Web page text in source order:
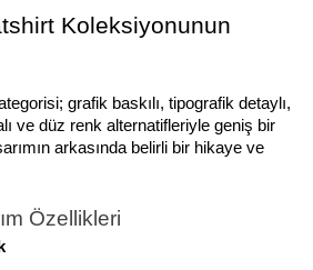
Koleksiyonunun
grafik baskılı, tipografik detaylı,
ve düz renk alternatifleriyle geniş bir
arkasında belirli bir hikaye ve
Özellikleri